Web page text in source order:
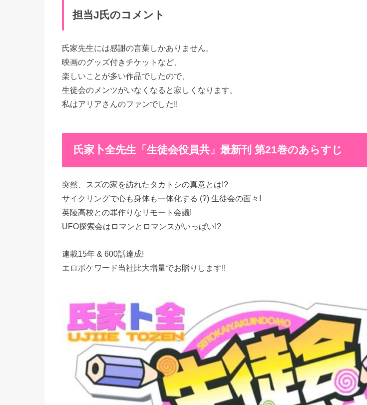
担当J氏のコメント
氏家先生には感謝の言葉しかありません。
映画のグッズ付きチケットなど、
楽しいことが多い作品でしたので、
生徒会のメンツがいなくなると寂しくなります。
私はアリアさんのファンでした!!
氏家卜全先生「生徒会役員共」最新刊 第21巻のあらすじ
突然、スズの家を訪れたタカトシの真意とは!?
サイクリングで心も身体も一体化する (?) 生徒会の面々!
英陵高校との罪作りなリモート会議!
UFO探索会はロマンとロマンスがいっぱい!?
連載15年 & 600話達成!
エロボケワード当社比大増量でお贈りします!!